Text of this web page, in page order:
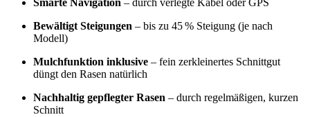
Smarte Navigation – durch verlegte Kabel oder GPS
Bewältigt Steigungen – bis zu 45 % Steigung (je nach
Modell)
Mulchfunktion inklusive – fein zerkleinertes Schnittgut
düngt den Rasen natürlich
Nachhaltig gepflegter Rasen – durch regelmäßigen, kurzen
Schnitt